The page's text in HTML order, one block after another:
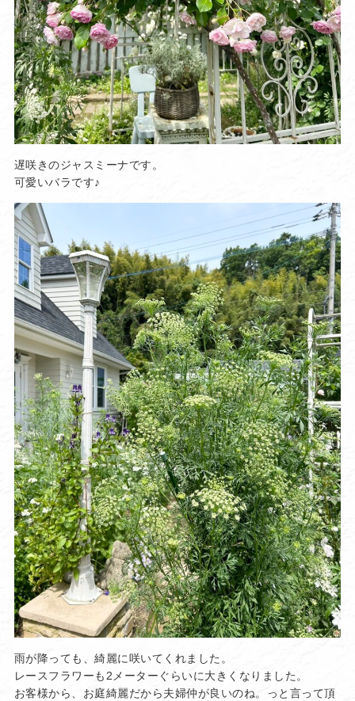
遅咲きのジャスミーナです。
可愛いバラです♪
雨が降っても、綺麗に咲いてくれました。
レースフラワーも2メーターぐらいに大きくなりました。
お客様から、お庭綺麗だから夫婦仲が良いのね。っと言って頂